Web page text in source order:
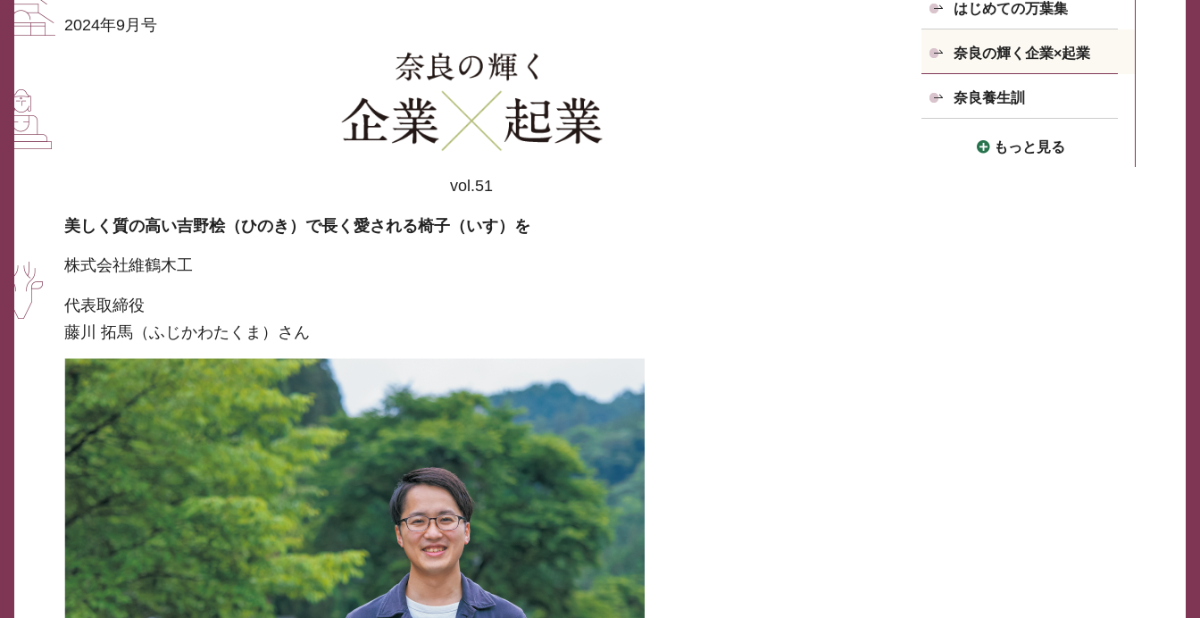
2024年9月号
vol.51
美しく質の高い吉野桧（ひのき）で長く愛される椅子（いす）を
株式会社維鶴木工
代表取締役
藤川 拓馬（ふじかわたくま）さん
はじめての万葉集
奈良の輝く企業×起業
奈良養生訓
もっと見る